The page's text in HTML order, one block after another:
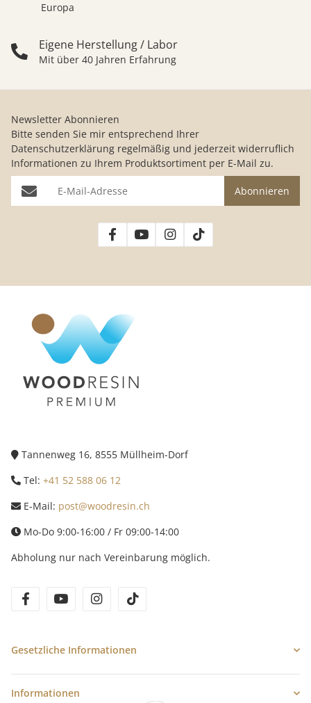
Europa
Eigene Herstellung / Labor
Mit über 40 Jahren Erfahrung
Newsletter Abonnieren
Bitte senden Sie mir entsprechend Ihrer
Datenschutzerklärung regelmäßig und jederzeit widerruflich
Informationen zu Ihrem Produktsortiment per E-Mail zu.
E-Mail-Adresse Abonnieren
Tannenweg 16, 8555 Müllheim-Dorf
Tel: +41 52 588 06 12
E-Mail: post@woodresin.ch
Mo-Do 9:00-16:00 / Fr 09:00-14:00
Abholung nur nach Vereinbarung möglich.
facebookyoutube instagram
Gesetzliche Informationen
Informationen